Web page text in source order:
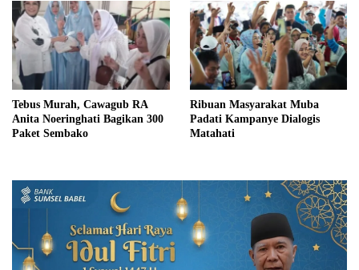
Tebus Murah, Cawagub RA
Anita Noeringhati Bagikan 300
Paket Sembako
Ribuan Masyarakat Muba
Padati Kampanye Dialogis
Matahati